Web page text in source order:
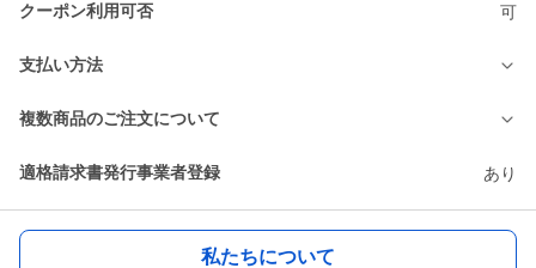
クーポン利用可否 可
支払い方法
複数商品のご注文について
適格請求書発行事業者登録 あり
私たちについて